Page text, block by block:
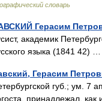
словарь
Герасим
академик
языка (1841 42)
Герасим
губ.; ум. 7
принадлежал,